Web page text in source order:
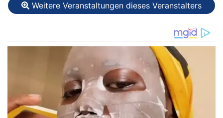
Weitere Veranstaltungen dieses Veranstalters